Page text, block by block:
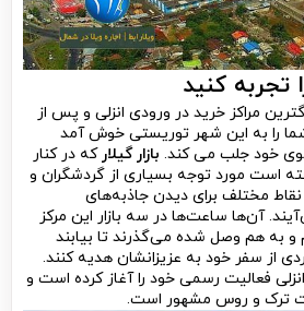
تجربه کنید
مراکز خرید در ورودی انزلی و پس از
را به این شهر توریستی خوش آمد
خود جلب می کند. بازار گیلارکه در کنار
است مورد توجه بسیاری از گردشگران و
مختلف برای دیدن جاذبه‌های
آن‌ها ساعت‌ها در سه بازار این مرکز
و به هم وصل شده می‌گذرند تا بیابند
از سفر خود به عزیزانشان هدیه کنند.
در شهر انزلی فعالیت رسمی خود را آغاز کرده است و
ترک و روس مشهور است.